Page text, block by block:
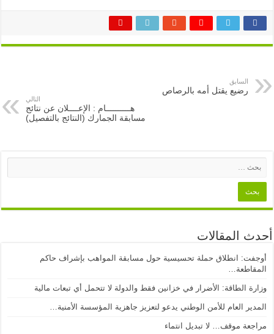
السابق
رضيع يقتل أمه بالرصاص
التالي
هــــــــــام : الإعــــلان عن نتائج
مسابقة الجمارك (النتائج بالتفصيل)
أحدث المقالات
أوجفت: انطلاق حملة تحسيسية حول مسابقة المواهب بإشراف حاكم
المقاطعة…
وزارة الطاقة: الأضرار في خزانين فقط والدولة لا تتحمل أي تبعات مالية
المدير العام للأمن الوطني يدعو لتعزيز جاهزية المؤسسة الأمنية…
مراجعة موقف… لا تبديل انتماء